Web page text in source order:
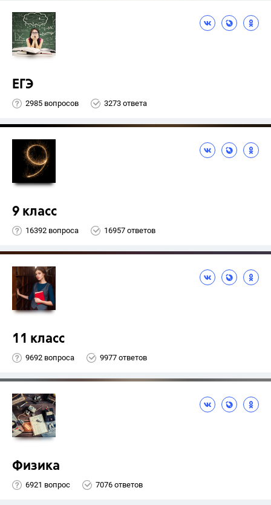
ЕГЭ
2985 вопросов 3273 ответа
9 класс
16392 вопроса 16957 ответов
11 класс
9692 вопроса 9977 ответов
Физика
6921 вопрос 7076 ответов